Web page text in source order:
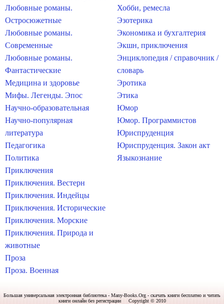
Любовные романы.
Остросюжетные
Любовные романы.
Современные
Любовные романы.
Фантастические
Медицина и здоровье
Мифы. Легенды. Эпос
Научно-образовательная
Научно-популярная
литература
Педагогика
Политика
Приключения
Приключения. Вестерн
Приключения. Индейцы
Приключения. Исторические
Приключения. Морские
Приключения. Природа и
животные
Проза
Проза. Военная
Хобби, ремесла
Эзотерика
Экономика и бухгалтерия
Экшн, приключения
Энциклопедия / справочник /
словарь
Эротика
Этика
Юмор
Юмор. Программистов
Юриспруденция
Юриспруденция. Закон акт
Языкознание
Большая универсальная электронная библиотека - Many-Books.Org - скачать книги бесплатно и читать
книги онлайн без регистрации Copyright © 2010